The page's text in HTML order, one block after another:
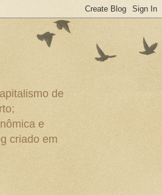
de
e
criado em